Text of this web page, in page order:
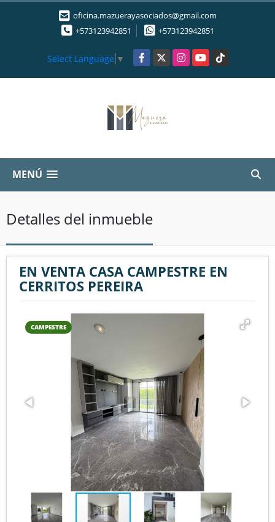
oficina.mazuerayasociados@gmail.com
+573123942851
+573123942851
Select Language ▼ Facebook
X InstagramYouTubeTikTok
MENÚ
Detalles del inmueble
EN VENTA CASA CAMPESTRE EN
CERRITOS PEREIRA
CAMPESTRE